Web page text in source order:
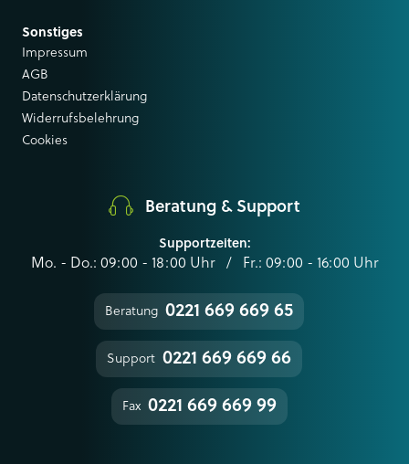
Sonstiges
Impressum
AGB
Datenschutzerklärung
Widerrufsbelehrung
Cookies
Beratung & Support
Supportzeiten:
Mo. - Do.: 09:00 - 18:00 Uhr / Fr.: 09:00 - 16:00 Uhr
Beratung 0221 669 669 65
Support 0221 669 669 66
Fax 0221 669 669 99